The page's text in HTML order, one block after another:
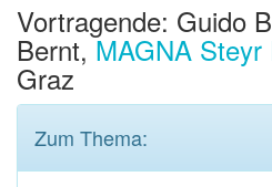
Vortragende: Guido
Bernt,MAGNA Steyr
Graz
Zum Thema: